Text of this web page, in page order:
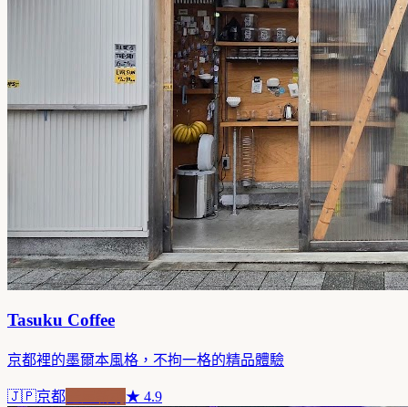
Tasuku Coffee
京都裡的墨爾本風格，不拘一格的精品體驗
🇯🇵京都 ★ 4.9